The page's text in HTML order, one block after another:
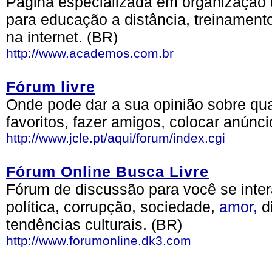
para educação a distância,
na internet. (BR)
http://www.academos.com.br
Fórum livre
Onde pode dar a sua opinião sobre
favoritos, fazer amigos, colocar
http://www.jcle.pt/aqui/forum/index.cgi
Fórum Online Busca Livre
Fórum de discussão para você se
política, corrupção, sociedade, amor,
tendências culturais. (BR)
http://www.forumonline.dk3.com